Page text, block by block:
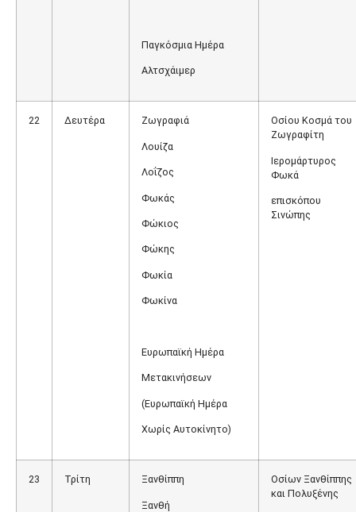
Παγκόσμια Ημέρα
Αλτσχάιμερ
22 Δευτέρα Ζωγραφιά
Λουίζα
Λοΐζος
Φωκάς
Φώκιος
Φώκης
Φωκία
Φωκίνα
Ευρωπαϊκή Ημέρα
Μετακινήσεων
(Ευρωπαϊκή Ημέρα
Χωρίς Αυτοκίνητο)
Οσίου Κοσμά του
Ζωγραφίτη
Ιερομάρτυρος
Φωκά
επισκόπου
Σινώπης
23 Τρίτη Ξανθίππη
Ξανθή
Οσίων Ξανθίππης
και Πολυξένης